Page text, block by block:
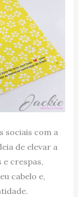
sociais com a
de elevar a
e crespas,
cabelo e,